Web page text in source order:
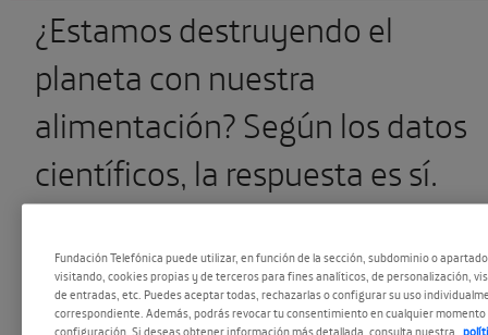
¿Estamos destruyendo el
planeta con nuestra
alimentación? Según los datos
científicos, la respuesta es sí.
Continuamos nuestro foro de
pensamientoRepensando el
mañanacon un encuentro
Fundación Telefónica puede utilizar, en función de la sección, subdominio o
visitando, cookies propias y de terceros para fines analíticos, de personalización,
de entradas, etc. Puedes aceptar todas, rechazarlas o configurar su uso
correspondiente. Además, podrás revocar tu consentimiento en cualquier momento
configuración. Si deseas obtener información más detallada, consulta nuestra